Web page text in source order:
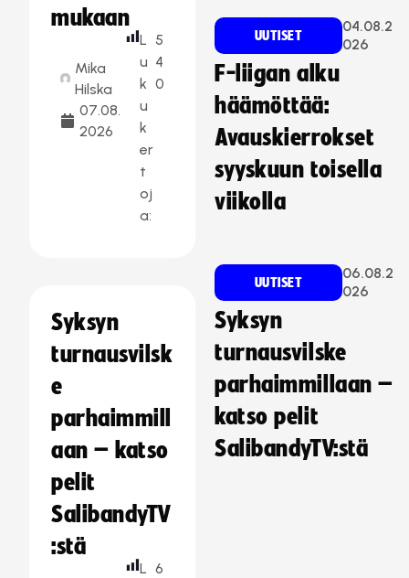
mukaan
Mika
Hilska
07.08.
2026
L
u
k
u
k
er
t
oj
a:
5
4
0
Syksyn
turnausvilsk
e
parhaimmill
aan – katso
pelit
SalibandyTV
:stä
L 6
UUTISET
04.08.2
026
F-liigan alku
häämöttää:
Avauskierrokset
syyskuun toisella
viikolla
UUTISET
06.08.2
026
Syksyn
turnausvilske
parhaimmillaan –
katso pelit
SalibandyTV:stä